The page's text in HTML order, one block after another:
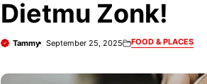
Dietmu Zonk!
Tammy September 25, 2025 FOOD & PLACES